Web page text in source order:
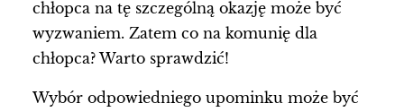
chłopca na tę szczególną okazję może być
wyzwaniem. Zatem co na komunię dla
chłopca? Warto sprawdzić!
Wybór odpowiedniego upominku może być